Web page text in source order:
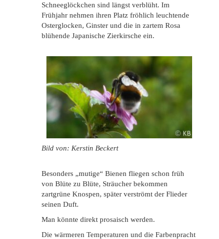
Schneeglöckchen sind längst verblüht. Im
Frühjahr nehmen ihren Platz fröhlich leuchtende
Osterglocken, Ginster und die in zartem Rosa
blühende Japanische Zierkirsche ein.
Bild von: Kerstin Beckert
Besonders „mutige“ Bienen fliegen schon früh
von Blüte zu Blüte, Sträucher bekommen
zartgrüne Knospen, später verströmt der Flieder
seinen Duft.
Man könnte direkt prosaisch werden.
Die wärmeren Temperaturen und die Farbenpracht